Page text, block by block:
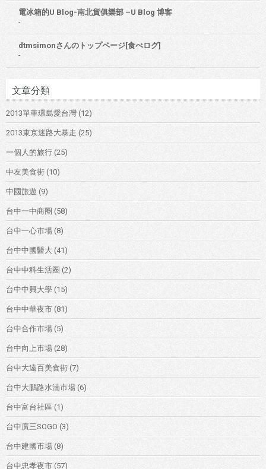
電冰箱的U Blog-南北貨俱樂部 –U Blog 博客
-
dtmsimonさんのトップページ[食べログ]
-
文章分類
2013單車環島愛台灣 (12)
2013東京迷路大暴走 (25)
一個人的旅行 (25)
中友美食街 (10)
中國旅遊 (9)
台中一中商圈 (58)
台中一心市場 (8)
台中中國醫大 (41)
台中中科生活圈 (2)
台中中興大學 (15)
台中中華夜市 (81)
台中合作市場 (5)
台中向上市場 (28)
台中大遠百美食街 (7)
台中大鵬路水湳市場 (6)
台中富台社區 (1)
台中廣三SOGO (3)
台中建國市場 (8)
台中忠孝夜市 (57)